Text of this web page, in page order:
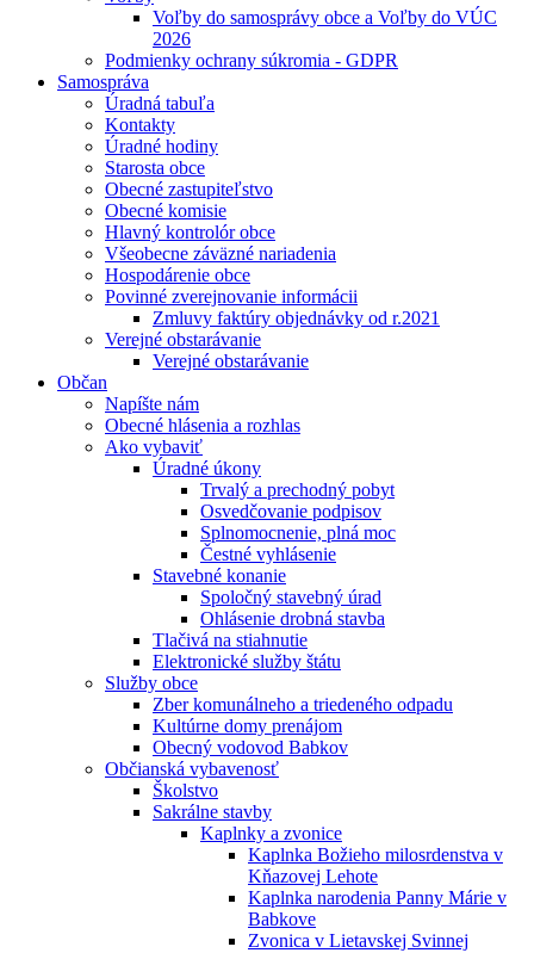
Voľby do samosprávy obce a Voľby do VÚC
2026
Podmienky ochrany súkromia - GDPR
Samospráva
Úradná tabuľa
Kontakty
Úradné hodiny
Starosta obce
Obecné zastupiteľstvo
Obecné komisie
Hlavný kontrolór obce
Všeobecne záväzné nariadenia
Hospodárenie obce
Povinné zverejnovanie informácii
Zmluvy faktúry objednávky od r.2021
Verejné obstarávanie
Verejné obstarávanie
Občan
Napíšte nám
Obecné hlásenia a rozhlas
Ako vybaviť
Úradné úkony
Trvalý a prechodný pobyt
Osvedčovanie podpisov
Splnomocnenie, plná moc
Čestné vyhlásenie
Stavebné konanie
Spoločný stavebný úrad
Ohlásenie drobná stavba
Tlačivá na stiahnutie
Elektronické služby štátu
Služby obce
Zber komunálneho a triedeného odpadu
Kultúrne domy prenájom
Obecný vodovod Babkov
Občianská vybavenosť
Školstvo
Sakrálne stavby
Kaplnky a zvonice
Kaplnka Božieho milosrdenstva v
Kňazovej Lehote
Kaplnka narodenia Panny Márie v
Babkove
Zvonica v Lietavskej Svinnej